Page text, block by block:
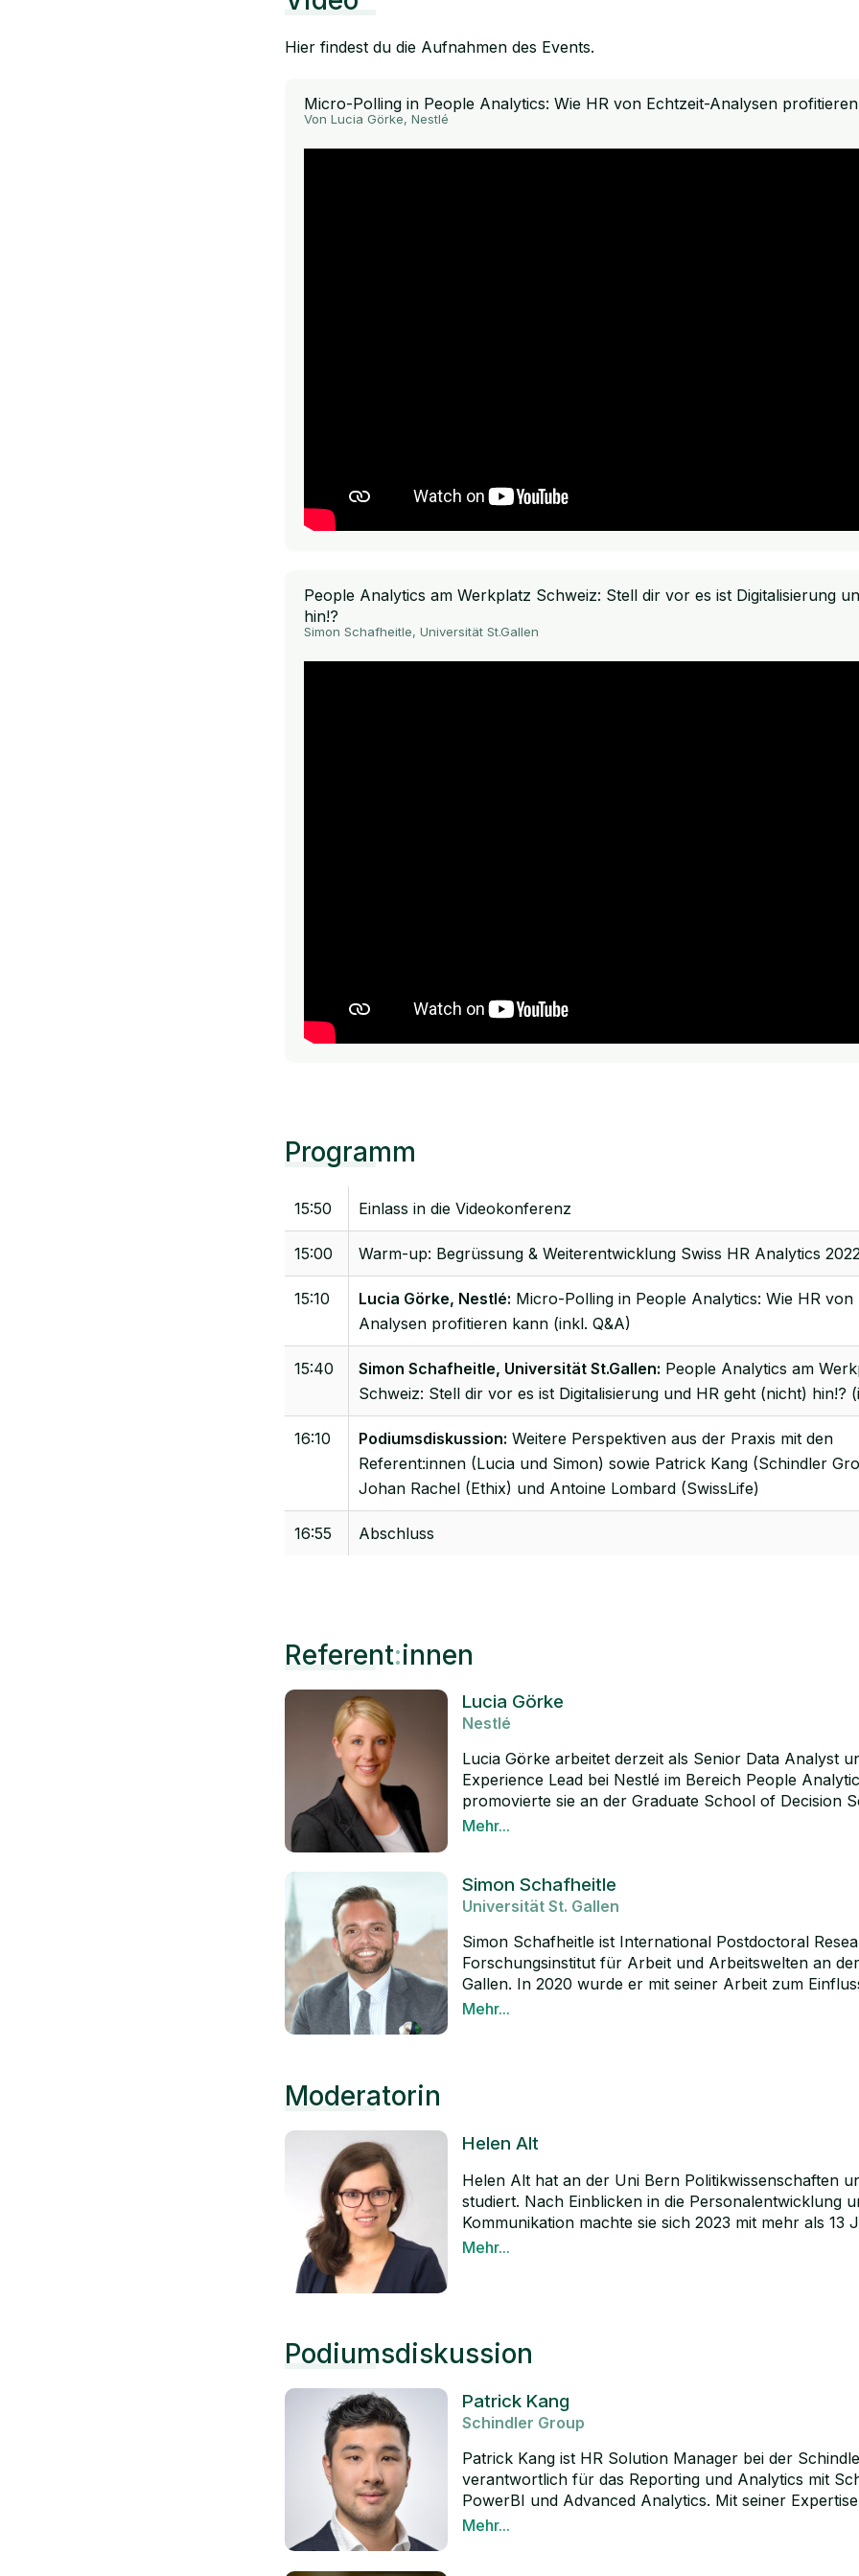
Hier findest du die Aufnahmen des Events.
Micro-Polling in People Analytics: Wie HR von Echtzeit-Analysen
Von Lucia Görke, Nestlé
People Analytics am Werkplatz Schweiz: Stell dir vor es ist Digitalisierung
hin!?
Simon Schafheitle, Universität St.Gallen
Programm
15:50 Einlass in die Videokonferenz
15:00 Warm-up: Begrüssung & Weiter­ent­wicklung Swiss HR Analytics
15:10 Lucia Görke, Nestlé: Micro-Polling in People Analytics: Wie HR von
Analysen profitieren kann (inkl. Q&A)
15:40 Simon Schafheitle, Universität St.Gallen: People Analytics am
Schweiz: Stell dir vor es ist Digitalisierung und HR geht (nicht) hin!?
16:10 Podiumsdiskussion: Weitere Perspektiven aus der Praxis mit den
Referent:innen (Lucia und Simon) sowie Patrick Kang (Schindler
Johan Rachel (Ethix) und Antoine Lombard (SwissLife)
16:55 Abschluss
Referent:innen
Lucia Görke
Nestlé
Lucia Görke arbeitet derzeit als Senior Data Analyst
Experience Lead bei Nestlé im Bereich People
promovierte sie an der Graduate School of Decision
Universität Konstanz und an der NYU. Thematisch hat
Während Ihrer Promotion hat Lucia zudem als
Schweizer Finanzdienstleister gearbeitet. Zuvor hatte
unterrichtet Sie Organisational Behavior und Führung
St. Gallen und geht in den Bergen wandern.
Mehr...
Simon Schafheitle
Universität St. Gallen
Simon Schafheitle ist International Postdoctoral
Forschungsinstitut für Arbeit und Arbeitswelten an
Gallen. In 2020 wurde er mit seiner Arbeit zum
Technologien auf organisationale Steuerungsprozesse
eine Online Weiterbildung an der HSG-Executive
People Analytics, Digital Ethics und Trust.
Mehr...
Moderatorin
Helen Alt
Helen Alt hat an der Uni Bern Politikwissenschaften
studiert. Nach Einblicken in die Personalentwicklung
Kommunikation machte sie sich 2023 mit mehr als 13
Radioerfahrung als Sprecherin und Moderatorin
verantwortet sie die Kommunikation und Events des
Transformation.
Mehr...
Podiumsdiskussion
Patrick Kang
Schindler Group
Patrick Kang ist HR Solution Manager bei der
verantwortlich für das Reporting und Analytics mit
PowerBI und Advanced Analytics. Mit seiner
über den gesamten Mitarbeiterzyklus, einschliesslich
Mehr...